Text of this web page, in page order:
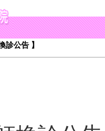
診公告 】